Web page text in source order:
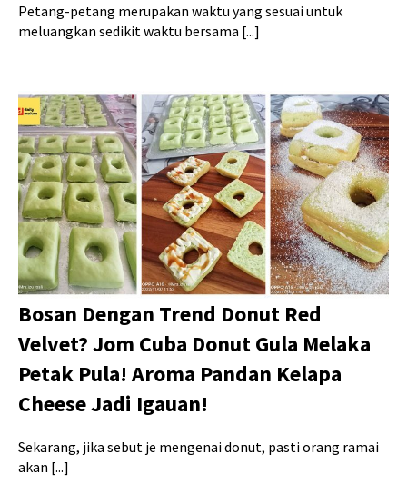
Petang-petang merupakan waktu yang sesuai untuk
meluangkan sedikit waktu bersama [...]
Bosan Dengan Trend Donut Red
Velvet? Jom Cuba Donut Gula Melaka
Petak Pula! Aroma Pandan Kelapa
Cheese Jadi Igauan!
Sekarang, jika sebut je mengenai donut, pasti orang ramai
akan [...]